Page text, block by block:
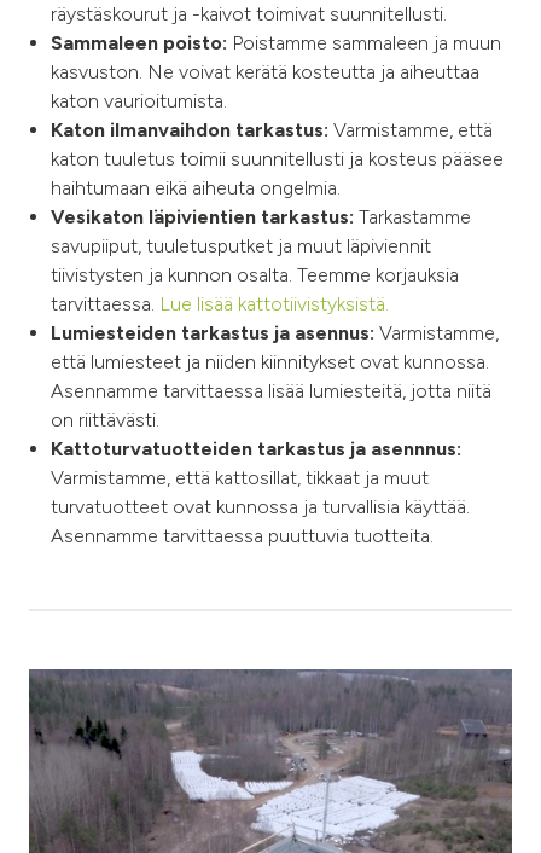
räystäskourut ja -kaivot toimivat suunnitellusti.
Sammaleen poisto: Poistamme sammaleen ja muun
kasvuston. Ne voivat kerätä kosteutta ja aiheuttaa
katon vaurioitumista.
Katon ilmanvaihdon tarkastus: Varmistamme, että
katon tuuletus toimii suunnitellusti ja kosteus pääsee
haihtumaan eikä aiheuta ongelmia.
Vesikaton läpivientien tarkastus: Tarkastamme
savupiiput, tuuletusputket ja muut läpiviennit
tiivistysten ja kunnon osalta. Teemme korjauksia
tarvittaessa. Lue lisää kattotiivistyksistä.
Lumiesteiden tarkastus ja asennus: Varmistamme,
että lumiesteet ja niiden kiinnitykset ovat kunnossa.
Asennamme tarvittaessa lisää lumiesteitä, jotta niitä
on riittävästi.
Kattoturvatuotteiden tarkastus ja asennnus:
Varmistamme, että kattosillat, tikkaat ja muut
turvatuotteet ovat kunnossa ja turvallisia käyttää.
Asennamme tarvittaessa puuttuvia tuotteita.